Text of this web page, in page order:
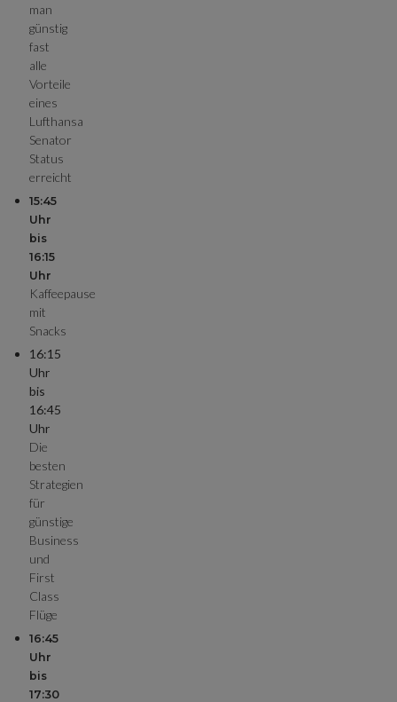
man
günstig
fast
alle
Vorteile
eines
Lufthansa
Senator
Status
erreicht
15:45
Uhr
bis
16:15
Uhr
Kaffeepause
mit
Snacks
16:15
Uhr
bis
16:45
Uhr
Die
besten
Strategien
für
günstige
Business
und
First
Class
Flüge
16:45
Uhr
bis
17:30